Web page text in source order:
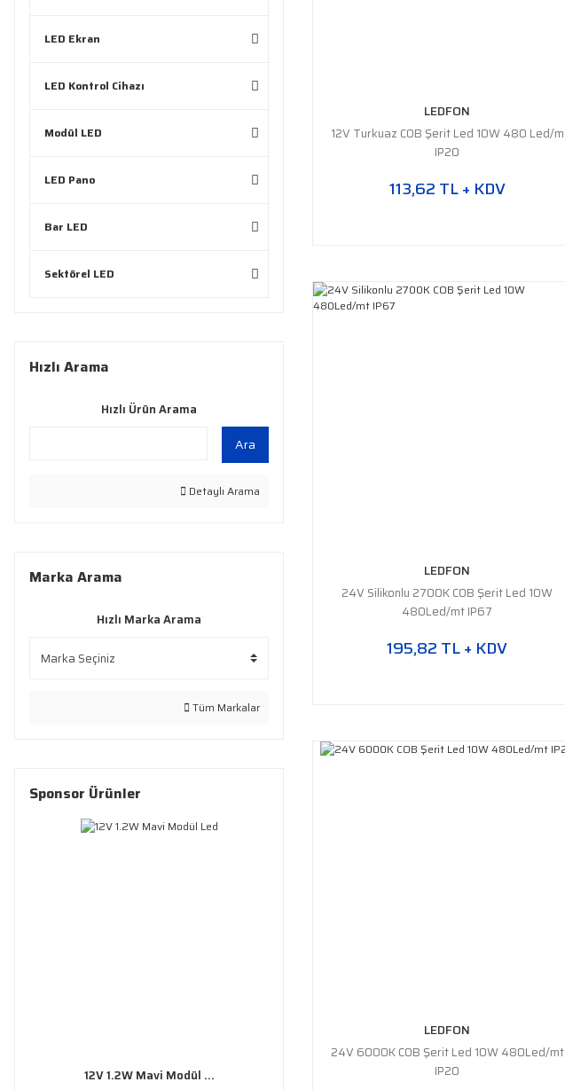
LED Ekran
LED Kontrol Cihazı
Modül LED
LED Pano
Bar LED
Sektörel LED
Hızlı Arama
Hızlı Ürün Arama
Ara
Detaylı Arama
Marka Arama
Hızlı Marka Arama
Tüm Markalar
Sponsor Ürünler
12V 1.2W Mavi Modül ...
LEDFON
12V Turkuaz COB Şerit Led 10W 480 Led/m
IP20
113,62 TL + KDV
LEDFON
24V Silikonlu 2700K COB Şerit Led 10W
480Led/mt IP67
195,82 TL + KDV
LEDFON
24V 6000K COB Şerit Led 10W 480Led/mt
IP20